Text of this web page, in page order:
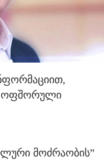
ოფშორული
მოძრაობის”